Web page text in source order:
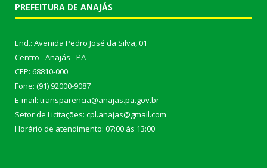
PREFEITURA DE ANAJÁS
End.: Avenida Pedro José da Silva, 01
Centro - Anajás - PA
CEP: 68810-000
Fone: (91) 92000-9087
E-mail: transparencia@anajas.pa.gov.br
Setor de Licitações: cpl.anajas@gmail.com
Horário de atendimento: 07:00 às 13:00